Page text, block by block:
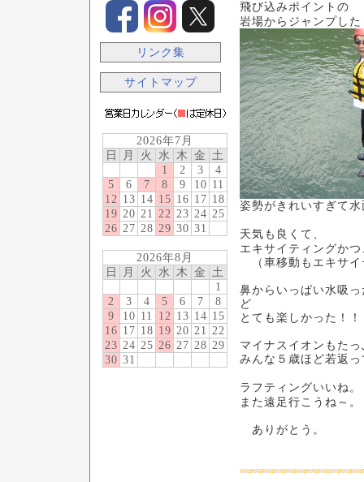
リンク集
サイトマップ
2026年7月
日
月 火 水 木 金 土
1
2 3
4
5
6 7 8 9 10 11
12 13 14 15 16 17 18
19 20 21 22 23 24 25
26 27 28 29 30 31
2026年8月
日
月 火 水 木 金 土
1
2
3 4 5 6 7
8
9
10 11 12 13 14 15
16 17 18 19 20 21 22
23 24 25 26 27 28 29
30 31
飛び込みポイントの
岩場からジャンプした
姿勢がきれいすぎて
天気も良くて、
エキサイティングか
（車移動もエキサイ
鼻からいっぱい水吸
ど
とても楽しかった！！
マイナスイオンもた
みんな５歳ほど若返
ラフティングいいね。
また遠足行こうね～。
ありがとう。